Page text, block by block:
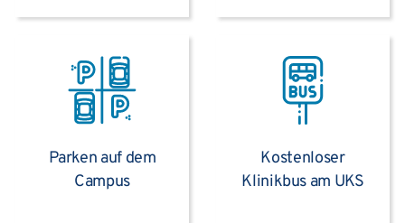
Parken auf dem
Campus
Kostenloser
Klinikbus am UKS